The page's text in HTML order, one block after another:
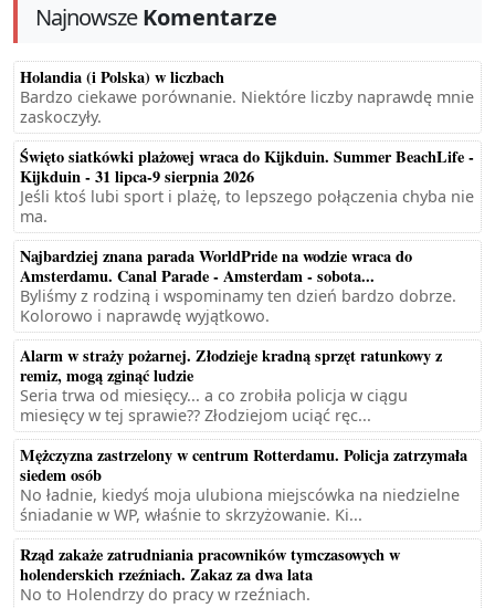
NajnowszeKomentarze
Holandia (i Polska) w liczbach
Bardzo ciekawe porównanie. Niektóre liczby naprawdę mnie
zaskoczyły.
Święto siatkówki plażowej wraca do Kijkduin. Summer BeachLife -
Kijkduin - 31 lipca-9 sierpnia 2026
Jeśli ktoś lubi sport i plażę, to lepszego połączenia chyba nie
ma.
Najbardziej znana parada WorldPride na wodzie wraca do
Amsterdamu. Canal Parade - Amsterdam - sobota...
Byliśmy z rodziną i wspominamy ten dzień bardzo dobrze.
Kolorowo i naprawdę wyjątkowo.
Alarm w straży pożarnej. Złodzieje kradną sprzęt ratunkowy z
remiz, mogą zginąć ludzie
Seria trwa od miesięcy... a co zrobiła policja w ciągu
miesięcy w tej sprawie?? Złodziejom uciąć ręc...
Mężczyzna zastrzelony w centrum Rotterdamu. Policja zatrzymała
siedem osób
No ładnie, kiedyś moja ulubiona miejscówka na niedzielne
śniadanie w WP, właśnie to skrzyżowanie. Ki...
Rząd zakaże zatrudniania pracowników tymczasowych w
holenderskich rzeźniach. Zakaz za dwa lata
No to Holendrzy do pracy w rzeźniach.